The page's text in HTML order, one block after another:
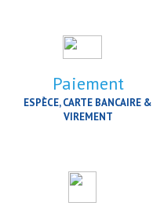
Paiement
ESPÈCE, CARTE BANCAIRE &
VIREMENT